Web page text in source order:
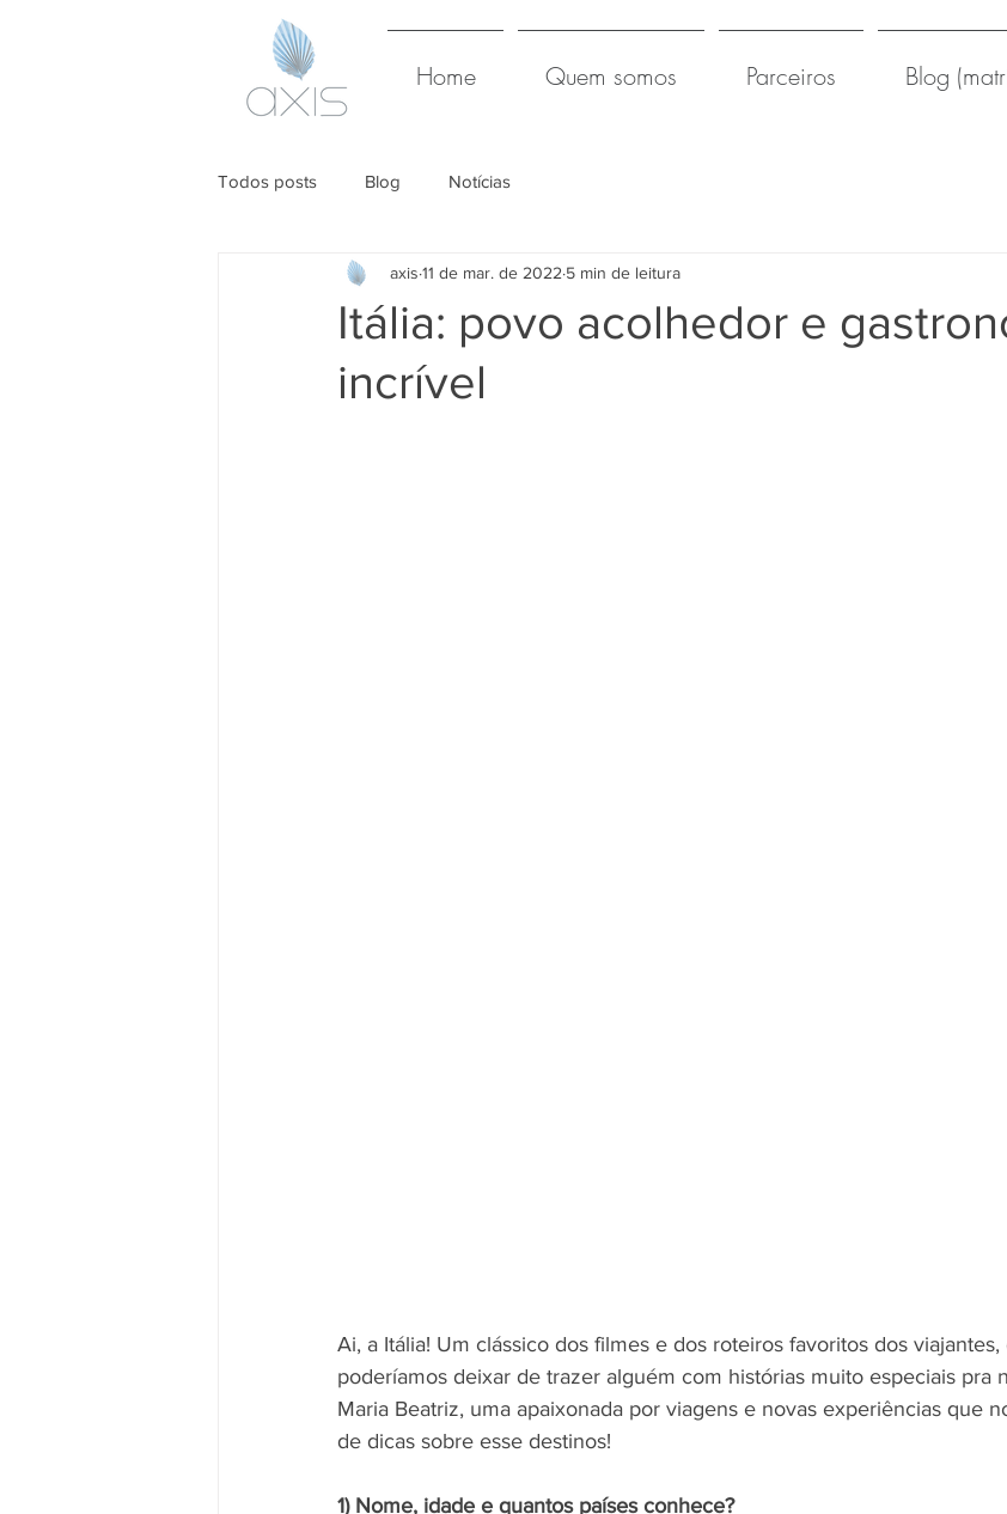
Home Quem somos Parceiros Blog
Todos posts Blog Notícias
Itália: povo acolhedor e
incrível
axis 11 de mar. de 2022 5 min de leitura
Ai, a Itália! Um clássico dos filmes e dos roteiros favoritos dos
poderíamos deixar de trazer alguém com histórias muito especiais pra
Maria Beatriz, uma apaixonada por viagens e novas experiências que
de dicas sobre esse destinos!
1) Nome, idade e quantos países conhece?